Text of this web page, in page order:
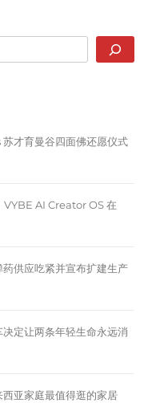
才育曼谷四面佛还愿仪式
VYBE AI Creator OS 在
供应吃紧并宣布扩建生产
定让两条年轻生命永远消
亚家庭最值得逛的家居